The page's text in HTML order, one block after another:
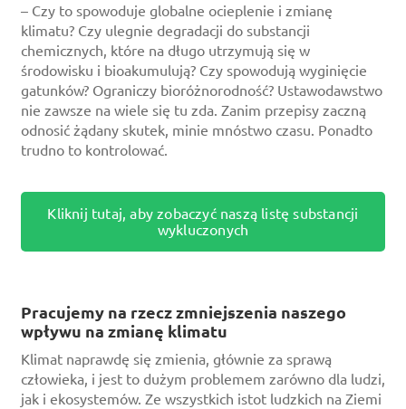
– Czy to spowoduje globalne ocieplenie i zmianę
klimatu? Czy ulegnie degradacji do substancji
chemicznych, które na długo utrzymują się w
środowisku i bioakumulują? Czy spowodują wyginięcie
gatunków? Ograniczy bioróżnorodność? Ustawodawstwo
nie zawsze na wiele się tu zda. Zanim przepisy zaczną
odnosić żądany skutek, minie mnóstwo czasu. Ponadto
trudno to kontrolować.
Kliknij tutaj, aby zobaczyć naszą listę substancji
wykluczonych
Pracujemy na rzecz zmniejszenia naszego
wpływu na zmianę klimatu
Klimat naprawdę się zmienia, głównie za sprawą
człowieka, i jest to dużym problemem zarówno dla ludzi,
jak i ekosystemów. Ze wszystkich istot ludzkich na Ziemi